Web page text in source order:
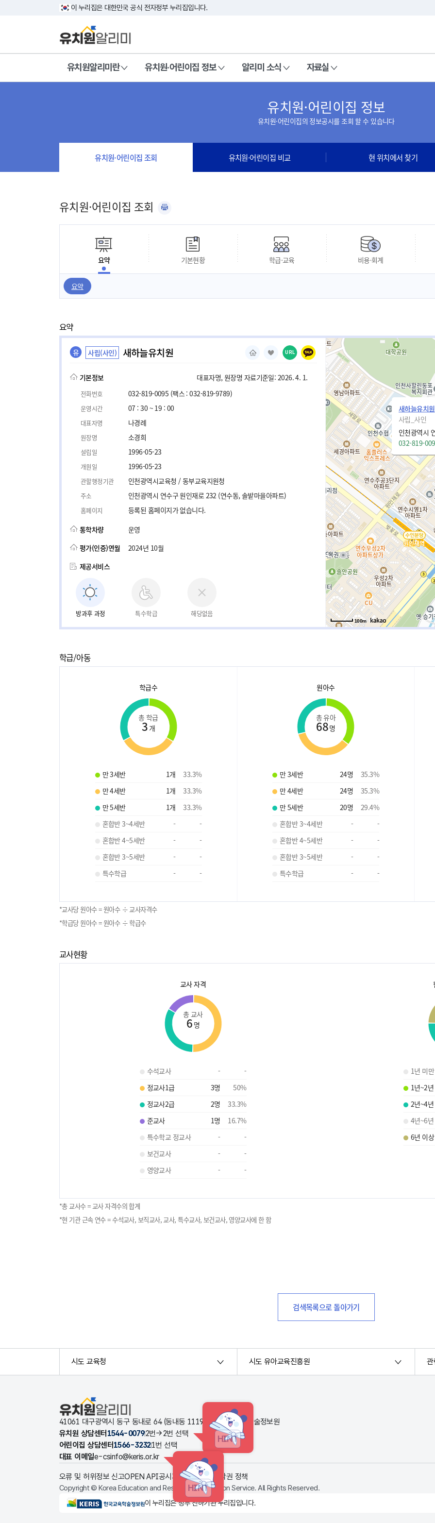
이 누리집은 대한민국 공식 전자정부 누리집입니다.
유치원알리미란 유치원·어린이집 정보 알리미 소식 자료실
유치원·어린이집 정보
유치원·어린이집의 정보공시를 조회 할 수 있습니다
유치원·어린이집 조회 유치원·어린이집 비교 현 위치에서 찾기
유치원·어린이집 조회
요약 기본현황 학급·교육 비용·회계
요약
요약
유 사립(사인) 새하늘유치원 URL
기본정보 대표자명, 원장명 자료기준일: 2026. 4. 1.
전화번호 032-819-0095 (팩스 : 032-819-9789)
운영시간 07 : 30 ~ 19 : 00
대표자명 나경례
원장명 소경희
설립일 1996-05-23
개원일 1996-05-23
관할행정기관 인천광역시교육청 / 동부교육지원청
주소 인천광역시 연수구 원인재로 232 (연수동, 솔밭마을아파트)
홈페이지
등록된 홈페이지가 없습니다.
통학차량
운영
평가(인증)연월
2024년 10월
제공서비스
방과후 과정 특수학급 해당없음
새하늘유치원
사립_사인
032-819-
100m
학급/아동
학급수
총 학급
3 개
만 3세반 1개 33.3%
만 4세반
1개 33.3%
만 5세반
1개 33.3%
혼합반 3~4세반
-
-
혼합반 4~5세반
-
-
혼합반 3~5세반
-
-
특수학급
- -
원아수
총 유아
68명
만 3세반 24명 35.3%
만 4세반
24명 35.3%
만 5세반
20명 29.4%
혼합반 3~4세반
-
-
혼합반 4~5세반
-
-
혼합반 3~5세반
-
-
특수학급
- -
*교사당 원아수 = 원아수 ÷ 교사자격수
*학급당 원아수 = 원아수 ÷ 학급수
교사현황
교사 자격
총 교사
6 명
수석교사 -
-
정교사1급
3명 50%
정교사2급
2명 33.3%
준교사
1명 16.7%
특수학교 정교사
-
-
보건교사
-
-
영양교사
- -
1년 미만
1년~2
2년~4
4년~6
6년 이상
*총 교사수 = 교사 자격수의 합계
*현 기관 근속 연수 = 수석교사, 보직교사, 교사, 특수교사, 보건교사, 영양교사에 한 함
검색목록으로 돌아가기
시도 교육청 시도 유아교육진흥원
유치원알리미
41061 대구광역시 동구 동내로 64 (동내동 1119번지) 한국교육학술정보원
유치원 상담센터 1544-00792번→2번 선택
HINT
어린이집 상담센터 1566-32321번 선택
대표 이메일e-csinfo@keris.or.kr
HINT
오류 및 허위정보 신고OPEN API공시자료 다운로드저작권 정책
Copyright © Korea Education and Research Information Service. All Rights Reserved.
KERIS한국교육학술정보원이 누리집은 정부 산하기관 누리집입니다.